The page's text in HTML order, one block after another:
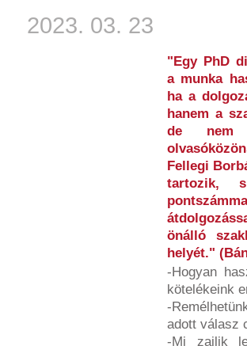
2023. 03. 23
"Egy PhD
a munka
ha a
hanem a
de nem
Fellegi
tartozik,
önálló
helyét."
-Hogyan
kötelékeink
-
adott válasz
-Mi zajlik